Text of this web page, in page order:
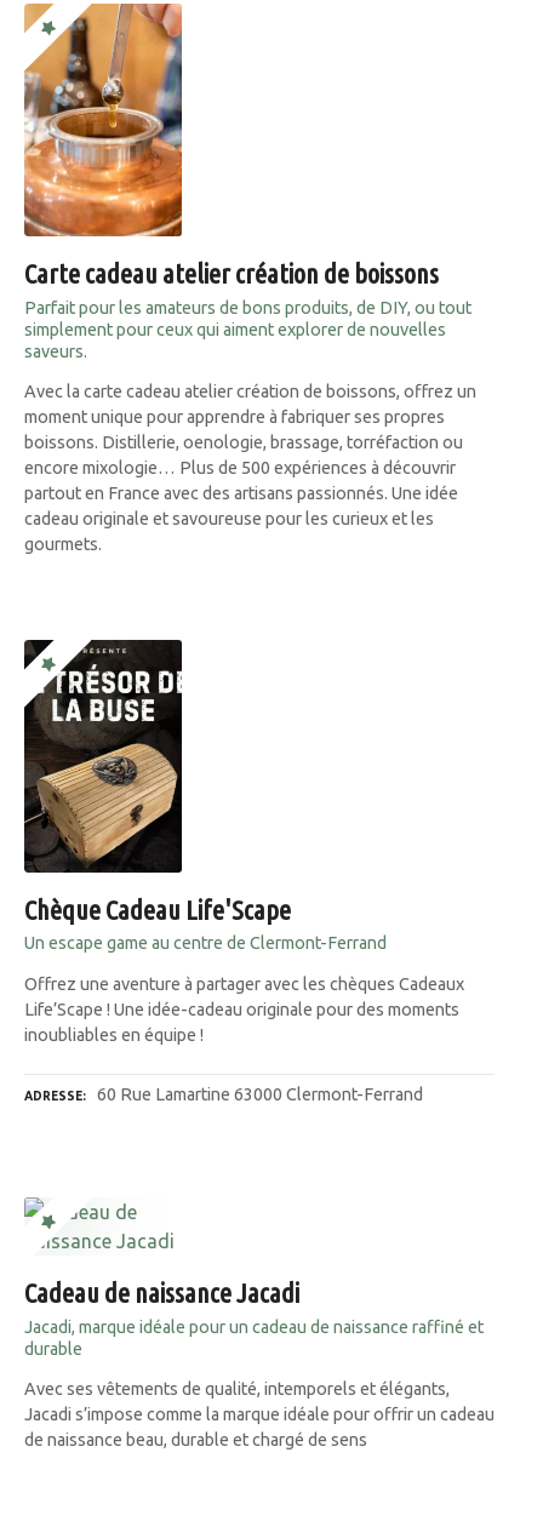
Carte cadeau atelier création de boissons
Parfait pour les amateurs de bons produits, de DIY, ou tout
simplement pour ceux qui aiment explorer de nouvelles
saveurs.
Avec la carte cadeau atelier création de boissons, offrez un
moment unique pour apprendre à fabriquer ses propres
boissons. Distillerie, oenologie, brassage, torréfaction ou
encore mixologie… Plus de 500 expériences à découvrir
partout en France avec des artisans passionnés. Une idée
cadeau originale et savoureuse pour les curieux et les
gourmets.
Chèque Cadeau Life'Scape
Un escape game au centre de Clermont-Ferrand
Offrez une aventure à partager avec les chèques Cadeaux
Life’Scape ! Une idée-cadeau originale pour des moments
inoubliables en équipe !
ADRESSE 60 Rue Lamartine 63000 Clermont-Ferrand
Cadeau de naissance Jacadi
Jacadi, marque idéale pour un cadeau de naissance raffiné et
durable
Avec ses vêtements de qualité, intemporels et élégants,
Jacadi s’impose comme la marque idéale pour offrir un cadeau
de naissance beau, durable et chargé de sens